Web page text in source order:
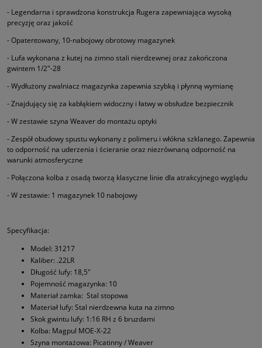
- Legendarna i sprawdzona konstrukcja Rugera zapewniająca wysoką
precyzję oraz jakość
- Opatentowany, 10-nabojowy obrotowy magazynek
- Lufa wykonana z kutej na zimno stali nierdzewnej oraz zakończona
gwintem 1/2"-28
- Wydłużony zwalniacz magazynka zapewnia szybką i płynną wymianę
- Znajdujący się za kabłąkiem widoczny i łatwy w obsłudze bezpiecznik
- W zestawie szyna Weaver do montażu optyki
- Zespół obudowy spustu wykonany z polimeru i włókna szklanego. Zapewnia
to odporność na uderzenia i ścieranie oraz niezrównaną odporność na
warunki atmosferyczne
- Połączona kolba z osadą tworzą klasyczne linie dla atrakcyjnego wyglądu
- W zestawie: 1 magazynek 10 nabojowy
Specyfikacja:
Model: 31217
Kaliber: .22LR
Długość lufy: 18,5"
Pojemność magazynka: 10
Materiał zamka: Stal stopowa
Materiał lufy: Stal nierdzewna kuta na zimno
Skok gwintu lufy: 1:16 RH z 6 bruzdami
Kolba: Magpul MOE-X-22
Szyna montażowa: Picatinny / Weaver